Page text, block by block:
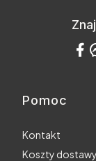
Linki w
Pomoc
Kontakt
Koszty dostawy